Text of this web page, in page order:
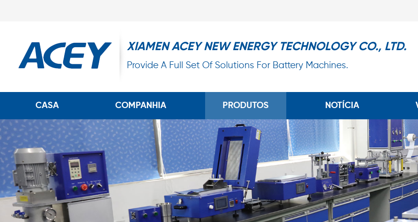
XIAMEN ACEY NEW ENERGY TECHNOLOGY CO., LTD.
Provide A Full Set Of Solutions For Battery Machines.
CASA COMPANHIA PRODUTOS NOTÍCIA